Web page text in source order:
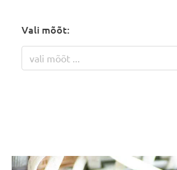
Märgi siia soovitud värvitoon(id):
Vali mõõt:
vali mõõt ...
Tooteinfo